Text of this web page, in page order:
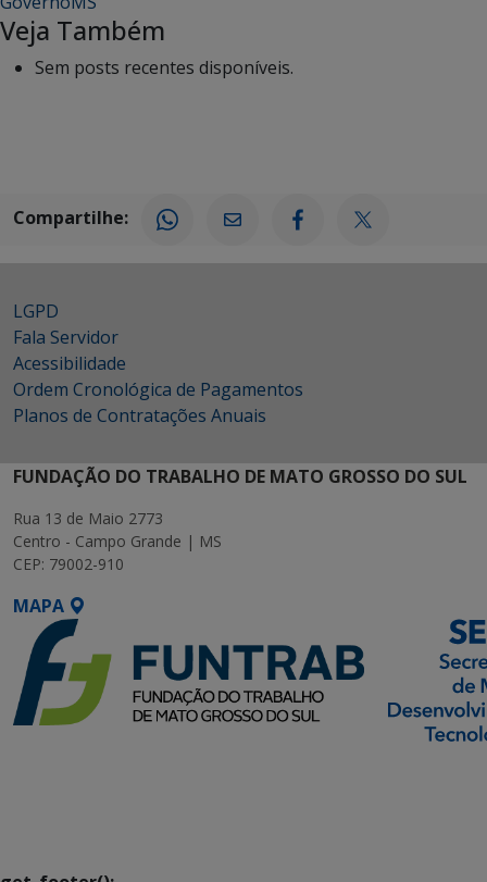
Veja Também
Sem posts recentes disponíveis.
Compartilhe:
LGPD
Fala Servidor
Acessibilidade
Ordem Cronológica de Pagamentos
Planos de Contratações Anuais
FUNDAÇÃO DO TRABALHO DE MATO GROSSO DO SUL
Rua 13 de Maio 2773
Centro - Campo Grande | MS
CEP: 79002-910
MAPA